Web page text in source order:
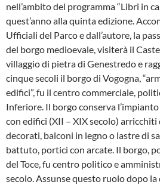
nell’ambito del programma “Libri in
quest’anno alla quinta edizione.
Ufficiali del Parco e dall’autore, la
del borgo medioevale, visiterà il
villaggio di pietra di Genestredo e
cinque secoli il borgo di Vogogna,
edifici”, fu il centro commerciale,
Inferiore. Il borgo conserva
con edifici (XII – XIX secolo)
decorati, balconi in legno o lastre di
battuto, portici con arcate. Il borgo,
del Toce, fu centro politico e
secolo. Assunse questo ruolo dopo